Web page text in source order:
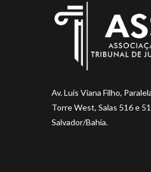
Av. Luis Viana Filho,
Torre West, Salas 516 e
Salvador/Bahia.